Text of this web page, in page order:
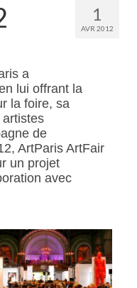
1
AVR 2012
a
lui offrant la
la foire, sa
de
ArtParis ArtFair
un projet
avec